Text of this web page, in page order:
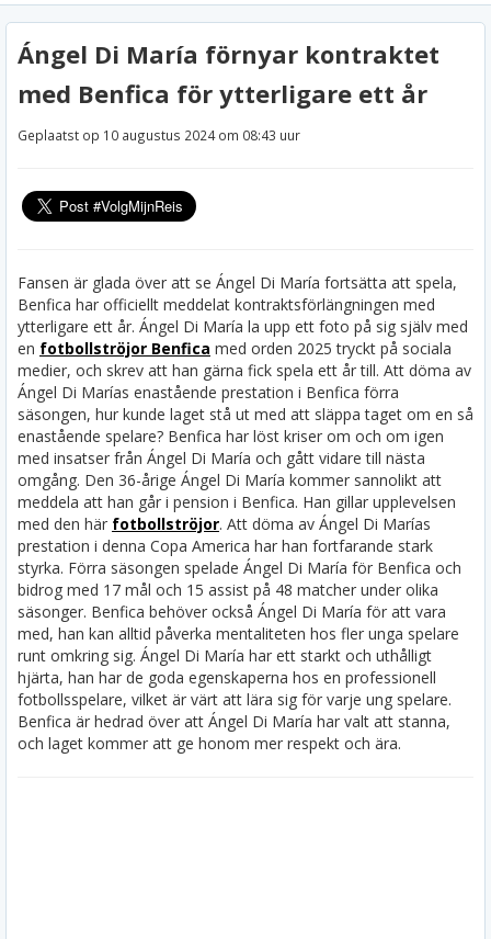
Ángel Di María förnyar kontraktet
med Benfica för ytterligare ett år
Geplaatst op 10 augustus 2024 om 08:43 uur
Fansen är glada över att se Ángel Di María fortsätta att spela,
Benfica har officiellt meddelat kontraktsförlängningen med
ytterligare ett år. Ángel Di María la upp ett foto på sig själv med
en fotbollströjor Benfica med orden 2025 tryckt på sociala
medier, och skrev att han gärna fick spela ett år till. Att döma av
Ángel Di Marías enastående prestation i Benfica förra
säsongen, hur kunde laget stå ut med att släppa taget om en så
enastående spelare? Benfica har löst kriser om och om igen
med insatser från Ángel Di María och gått vidare till nästa
omgång. Den 36-årige Ángel Di María kommer sannolikt att
meddela att han går i pension i Benfica. Han gillar upplevelsen
med den här fotbollströjor. Att döma av Ángel Di Marías
prestation i denna Copa America har han fortfarande stark
styrka. Förra säsongen spelade Ángel Di María för Benfica och
bidrog med 17 mål och 15 assist på 48 matcher under olika
säsonger. Benfica behöver också Ángel Di María för att vara
med, han kan alltid påverka mentaliteten hos fler unga spelare
runt omkring sig. Ángel Di María har ett starkt och uthålligt
hjärta, han har de goda egenskaperna hos en professionell
fotbollsspelare, vilket är värt att lära sig för varje ung spelare.
Benfica är hedrad över att Ángel Di María har valt att stanna,
och laget kommer att ge honom mer respekt och ära.